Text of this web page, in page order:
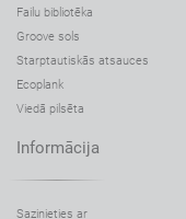
Failu bibliotēka
Groove sols
Starptautiskās atsauces
Ecoplank
Viedā pilsēta
Informācija
Sazinieties ar